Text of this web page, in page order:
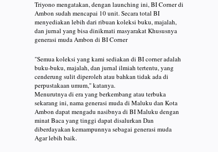
Triyono mengatakan, dengan launching ini, BI Corner di
Ambon sudah mencapai 10 unit. Secara total BI
menyediakan lebih dari ribuan koleksi buku, majalah,
dan jurnal yang bisa dinikmati masyarakat Khususnya
generasi muda Ambon di BI Corner
"Semua koleksi yang kami sediakan di BI corner adalah
buku-buku, majalah, dan jurnal ilmiah tertentu, yang
cenderung sulit diperoleh atau bahkan tidak ada di
perpustakaan umum," katanya.
Menurutnya di era yang berkembang atau terbuka
sekarang ini, nama generasi muda di Maluku dan Kota
Ambon dapat mengadu nasibnya di BI Maluku dengan
minat Baca yang tinggi dapat disalurkan Dan
diberdayakan kemampunnya sebagai generasi muda
Agar lebih baik.